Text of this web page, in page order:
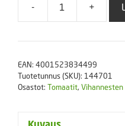
- +
EAN: 4001523834499
Tuotetunnus (SKU): 144701
Osastot: Tomaatit,